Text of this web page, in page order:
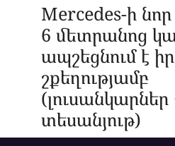
Mercedes-ի
6 մետրանոց
ապշեցնում է իր
շքեղությամբ
(լուսանկարներ
տեսանյութ)